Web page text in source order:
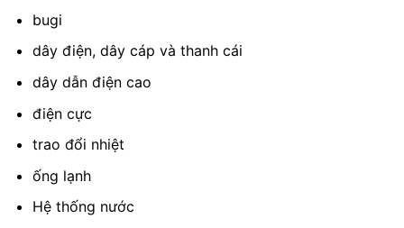
bugi
dây điện, dây cáp và thanh cái
dây dẫn điện cao
điện cực
trao đổi nhiệt
ống lạnh
Hệ thống nước